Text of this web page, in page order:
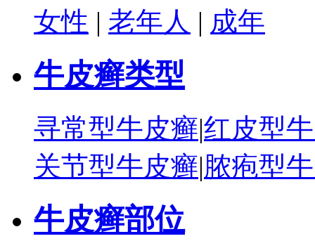
女性 | 老年人 | 成年
牛皮癣类型
寻常型牛皮癣|红皮型
关节型牛皮癣|脓疱型
牛皮癣部位